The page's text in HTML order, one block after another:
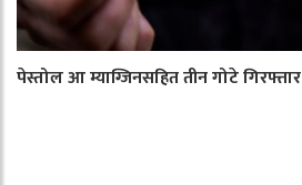
पेस्तोल आ म्याग्जिनसहित तीन गोटे गिरफ्तार